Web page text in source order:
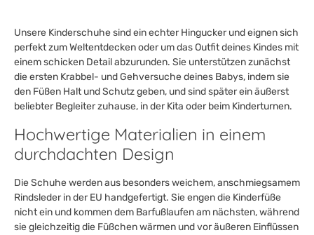
Unsere Kinderschuhe sind ein echter Hingucker und eignen sich
perfekt zum Weltentdecken oder um das Outfit deines Kindes mit
einem schicken Detail abzurunden. Sie unterstützen zunächst
die ersten Krabbel- und Gehversuche deines Babys, indem sie
den Füßen Halt und Schutz geben, und sind später ein äußerst
beliebter Begleiter zuhause, in der Kita oder beim Kinderturnen.
Hochwertige Materialien in einem
durchdachten Design
Die Schuhe werden aus besonders weichem, anschmiegsamem
Rindsleder in der EU handgefertigt. Sie engen die Kinderfüße
nicht ein und kommen dem Barfußlaufen am nächsten, während
sie gleichzeitig die Füßchen wärmen und vor äußeren Einflüssen